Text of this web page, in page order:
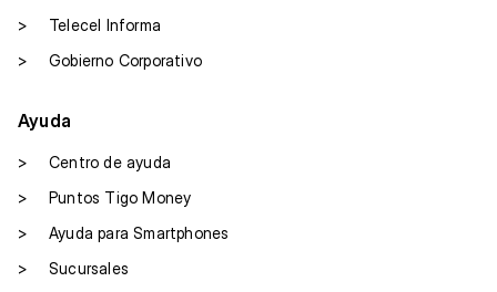
>
Telecel Informa
>
Gobierno Corporativo
Ayuda
>
Centro de ayuda
>
Puntos Tigo Money
>
Ayuda para Smartphones
>
Sucursales